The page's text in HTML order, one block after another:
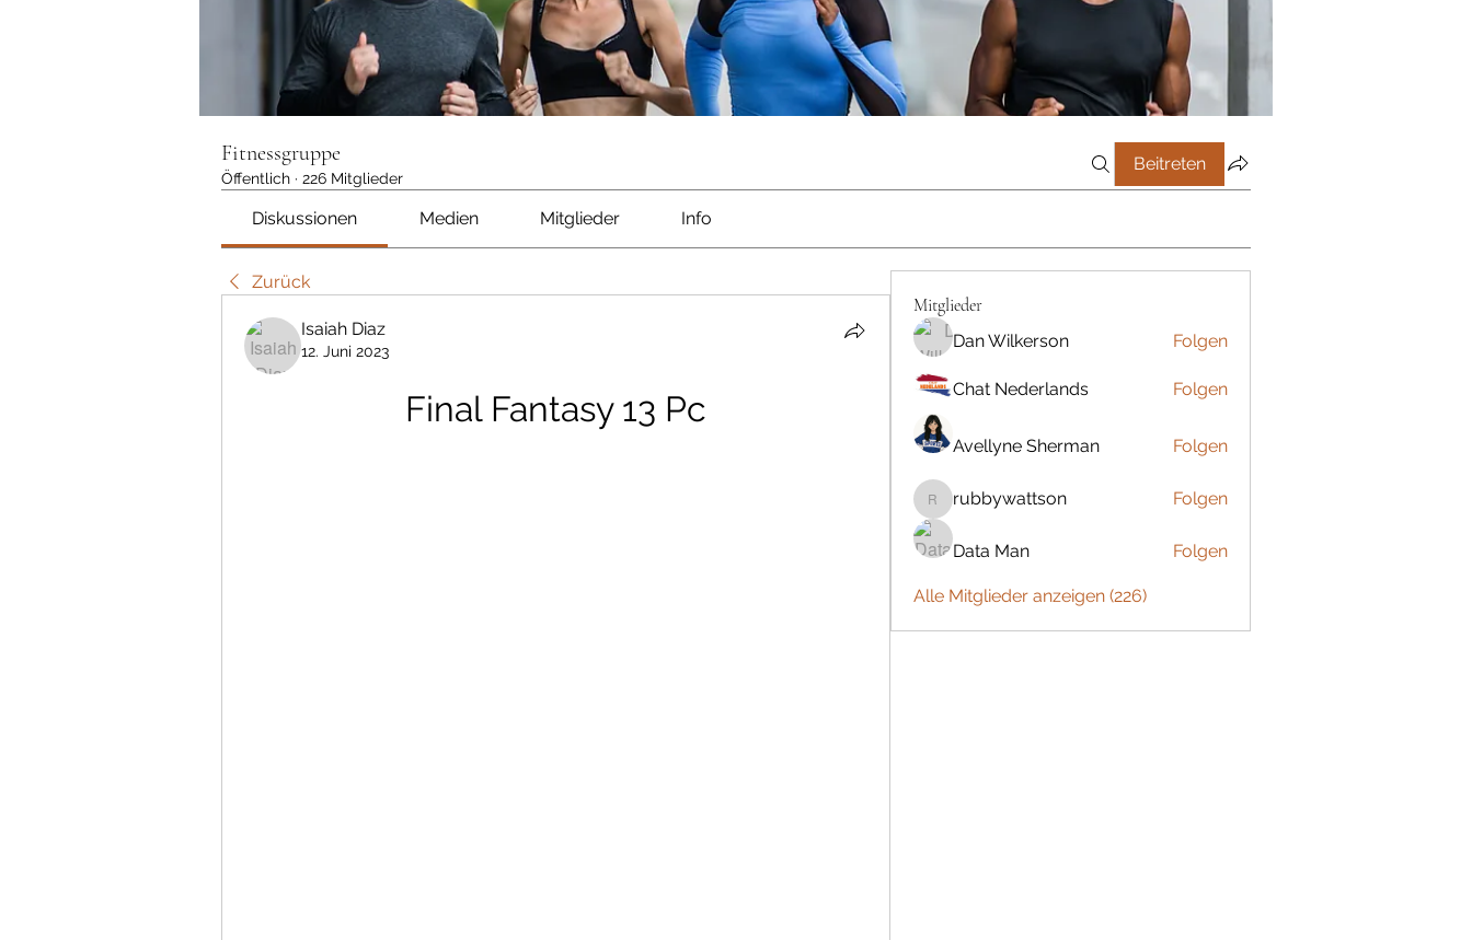
Fitnessgruppe
Öffentlich · 226 Mitglieder
Beitreten
Diskussionen Medien Mitglieder Info
Zurück
Isaiah Diaz
12. Juni 2023
Final Fantasy 13 Pc
Mitglieder
Dan Wilkerson Folgen
Chat Nederlands Folgen
Avellyne Sherman Folgen
rubbywattson
rubbywattson Folgen
Data Man Folgen
Alle Mitglieder anzeigen (226)